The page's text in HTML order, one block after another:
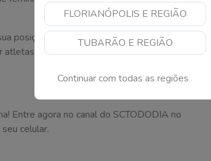
FLORIANÓPOLIS E REGIÃO
TUBARÃO E REGIÃO
Continuar com todas as regiões
posição como um dos principais polos do surfe
e turistas de diferentes partes do Brasil e
Entre agora no canal do SCTODODIA no
celular.